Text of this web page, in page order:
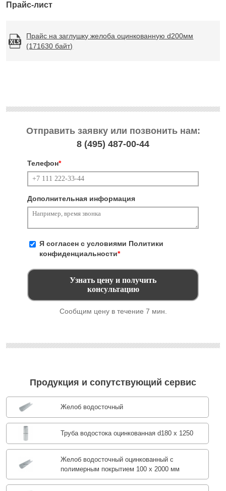
Прайс-лист
Прайс на заглушку желоба оцинкованную d200мм
(171630 байт)
Отправить заявку или позвонить нам:
8 (495) 487-00-44
Телефон*
Дополнительная информация
Я согласен с условиями Политики
конфиденциальности*
Сообщим цену в течение 7 мин.
Продукция и сопутствующий сервис
Желоб водосточный
Труба водостока оцинкованная d180 х 1250
Желоб водосточный оцинкованный с
полимерным покрытием 100 х 2000 мм